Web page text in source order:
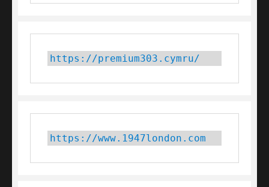
https://premium303.cymru/
https://www.1947london.com